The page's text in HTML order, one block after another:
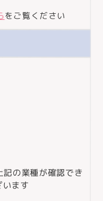
をご覧ください
の業種が確認でき
ます